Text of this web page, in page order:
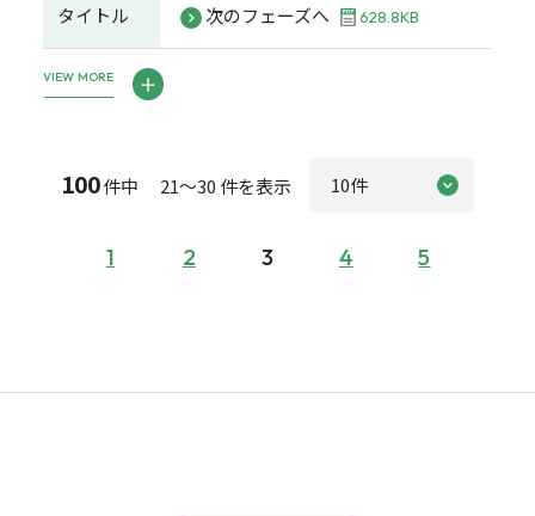
タイトル 次のフェーズへ 628.8KB
VIEW MORE
100件中 21～30 件を表示
1 2 3 4 5